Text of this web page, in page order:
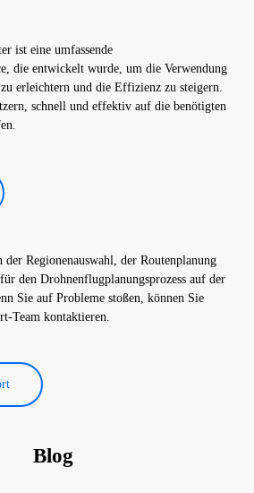
es wird ein umfassender Bericht
werden verwendet, um die Effizienz von
und die Betriebskosten zu
ist eine umfassende
die entwickelt wurde, um die Verwendung
erleichtern und die Effizienz zu steigern.
schnell und effektiv auf die benötigten
Regionenauswahl, der Routenplanung
den Drohnenflugplanungsprozess auf der
Sie auf Probleme stoßen, können Sie
Team kontaktieren.
Blog